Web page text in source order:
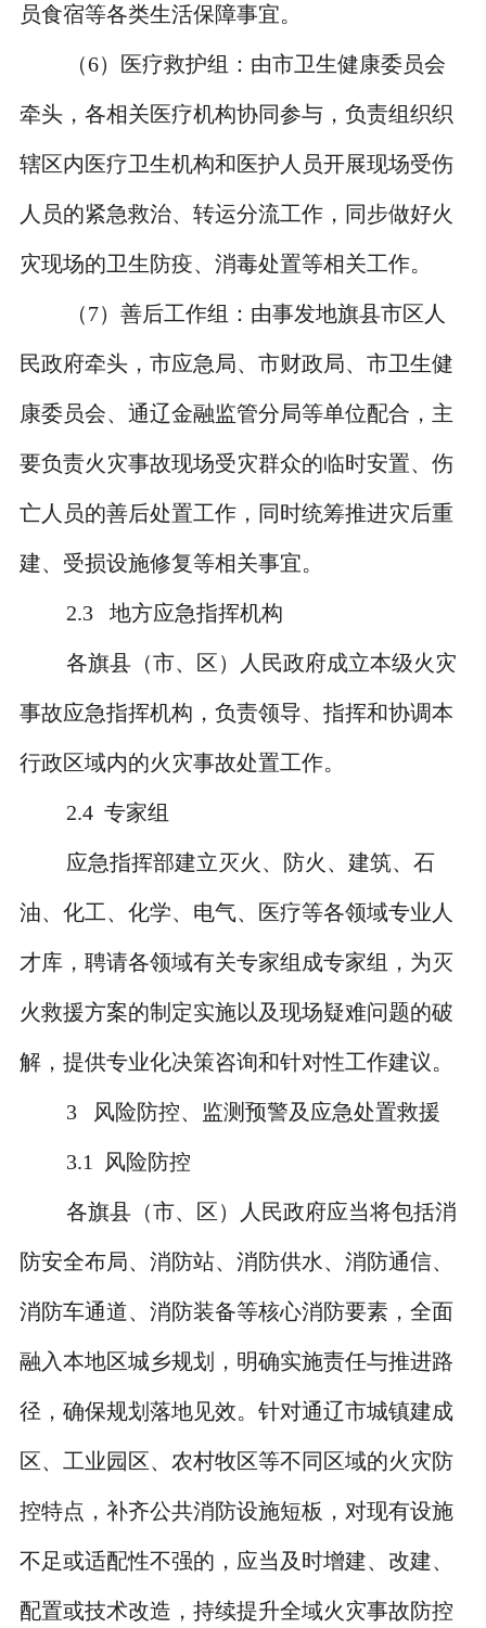
员食宿等各类生活保障事宜。
（6）医疗救护组：由市卫生健康委员会
牵头，各相关医疗机构协同参与，负责组织织
辖区内医疗卫生机构和医护人员开展现场受伤
人员的紧急救治、转运分流工作，同步做好火
灾现场的卫生防疫、消毒处置等相关工作。
（7）善后工作组：由事发地旗县市区人
民政府牵头，市应急局、市财政局、市卫生健
康委员会、通辽金融监管分局等单位配合， 主
要负责火灾事故现场受灾群众的临时安置、伤
亡人员的善后处置工作，同时统筹推进灾后重
建、受损设施修复等相关事宜。
2.3 地方应急指挥机构
各旗县（市、区）人民政府成立本级火灾
事故应急指挥机构，负责领导、指挥和协调本
行政区域内的火灾事故处置工作。
2.4 专家组
应急指挥部建立灭火、防火、建筑、石
油、化工、化学、电气、医疗等各领域专业人
才库，聘请各领域有关专家组成专家组，为灭
火救援方案的制定实施以及现场疑难问题的破
解，提供专业化决策咨询和针对性工作建议。
3 风险防控、监测预警及应急处置救援
3.1 风险防控
各旗县（市、区）人民政府应当将包括消
防安全布局、消防站、消防供水、消防通信、
消防车通道、消防装备等核心消防要素，全面
融入本地区城乡规划，明确实施责任与推进路
径，确保规划落地见效。针对通辽市城镇建成
区、工业园区、农村牧区等不同区域的火灾防
控特点，补齐公共消防设施短板，对现有设施
不足或适配性不强的，应当及时增建、改建、
配置或技术改造，持续提升全域火灾事故防控